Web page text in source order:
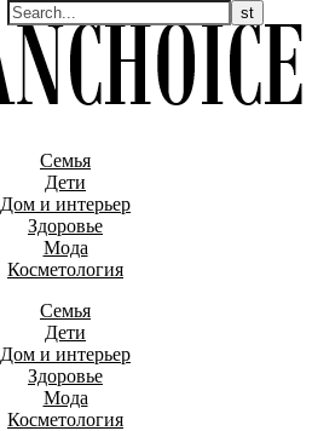
Семья
Дети
Дом и интерьер
Здоровье
Мода
Косметология
Семья
Дети
Дом и интерьер
Здоровье
Мода
Косметология